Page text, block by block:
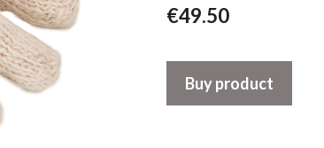
€49.50
Buy product